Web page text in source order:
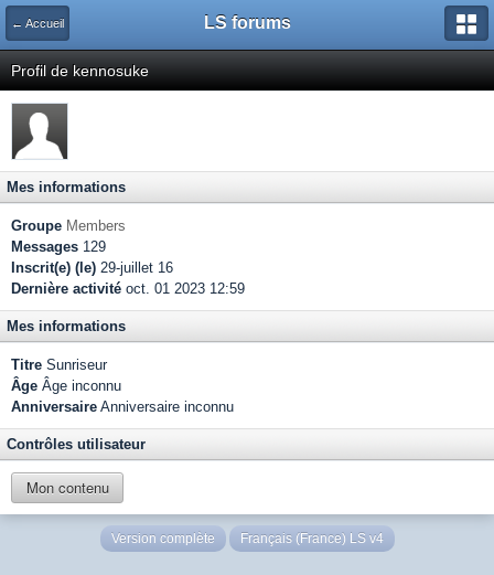
← Accueil LS forums
Profil de kennosuke
Mes informations
Groupe Members
Messages 129
Inscrit(e) (le) 29-juillet 16
Dernière activité oct. 01 2023 12:59
Mes informations
Titre Sunriseur
Âge Âge inconnu
Anniversaire Anniversaire inconnu
Contrôles utilisateur
Mon contenu
Version complète Français (France) LS v4